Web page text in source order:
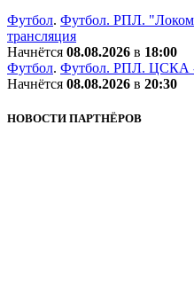
Футбол. Футбол. РПЛ.
трансляция
Начнётся 08.08.2026 в 18:00
Футбол. Футбол. РПЛ. ЦСКА -
Начнётся 08.08.2026 в 20:30
НОВОСТИ ПАРТНЁРОВ